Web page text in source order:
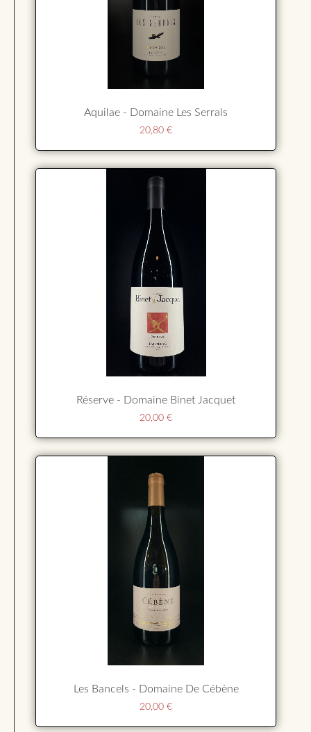
Aquilae - Domaine Les Serrals
20,80 €
Réserve - Domaine Binet Jacquet
20,00 €
Les Bancels - Domaine De Cébène
20,00 €